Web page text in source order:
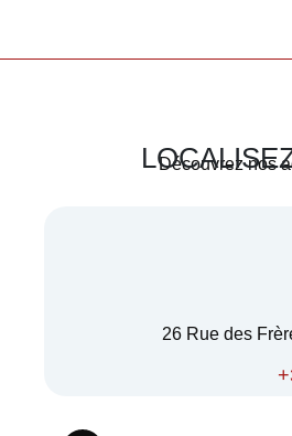
Découvrez nos
26 Rue des